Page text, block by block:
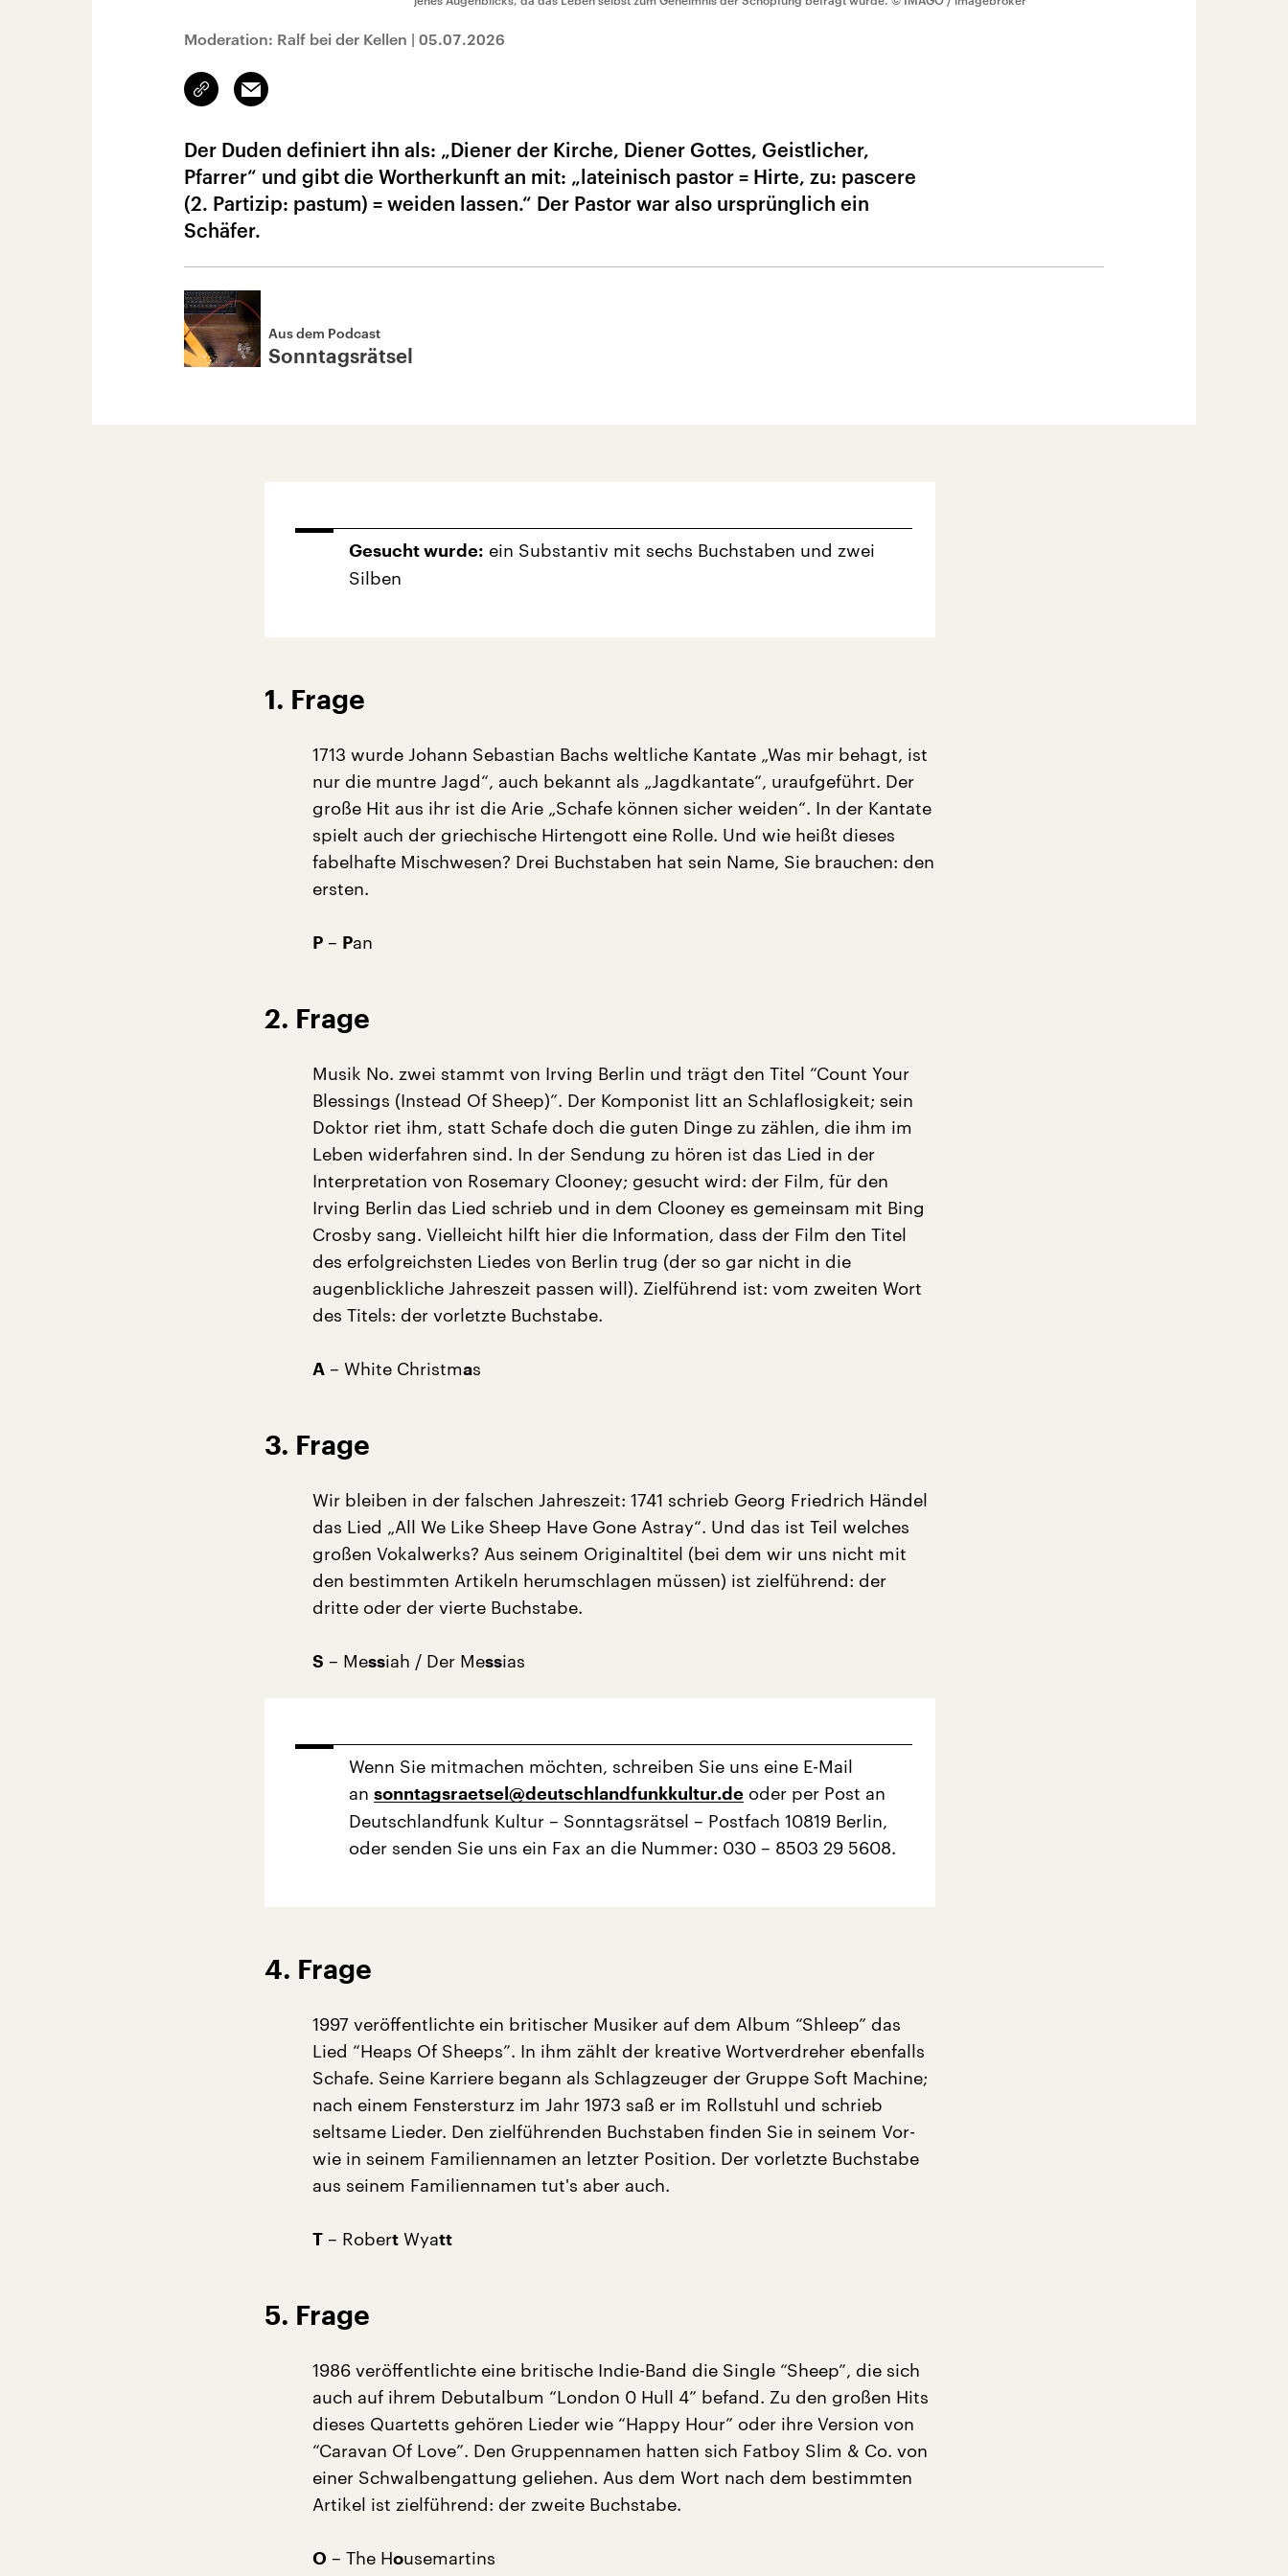
Moderation: Ralf bei der Kellen | 05.07.2026
Link
kopieren/teilen
Email
Der Duden definiert ihn als: „Diener der Kirche, Diener Gottes, Geistlicher,
Pfarrer“ und gibt die Wortherkunft an mit: „lateinisch pastor = Hirte, zu: pascere
(2. Partizip: pastum) = weiden lassen.“ Der Pastor war also ursprünglich ein
Schäfer.
Aus dem Podcast
Sonntagsrätsel
Gesucht wurde: ein Substantiv mit sechs Buchstaben und zwei
Silben
1. Frage
1713 wurde Johann Sebastian Bachs weltliche Kantate „Was mir behagt, ist
nur die muntre Jagd“, auch bekannt als „Jagdkantate“, uraufgeführt. Der
große Hit aus ihr ist die Arie „Schafe können sicher weiden“. In der Kantate
spielt auch der griechische Hirtengott eine Rolle. Und wie heißt dieses
fabelhafte Mischwesen? Drei Buchstaben hat sein Name, Sie brauchen: den
ersten.
P – Pan
2. Frage
Musik No. zwei stammt von Irving Berlin und trägt den Titel “Count Your
Blessings (Instead Of Sheep)”. Der Komponist litt an Schlaflosigkeit; sein
Doktor riet ihm, statt Schafe doch die guten Dinge zu zählen, die ihm im
Leben widerfahren sind. In der Sendung zu hören ist das Lied in der
Interpretation von Rosemary Clooney; gesucht wird: der Film, für den
Irving Berlin das Lied schrieb und in dem Clooney es gemeinsam mit Bing
Crosby sang. Vielleicht hilft hier die Information, dass der Film den Titel
des erfolgreichsten Liedes von Berlin trug (der so gar nicht in die
augenblickliche Jahreszeit passen will). Zielführend ist: vom zweiten Wort
des Titels: der vorletzte Buchstabe.
A – White Christmas
3. Frage
Wir bleiben in der falschen Jahreszeit: 1741 schrieb Georg Friedrich Händel
das Lied „All We Like Sheep Have Gone Astray“. Und das ist Teil welches
großen Vokalwerks? Aus seinem Originaltitel (bei dem wir uns nicht mit
den bestimmten Artikeln herumschlagen müssen) ist zielführend: der
dritte oder der vierte Buchstabe.
S – Messiah / Der Messias
Wenn Sie mitmachen möchten, schreiben Sie uns eine E-Mail
an sonntagsraetsel@deutschlandfunkkultur.de oder per Post an
Deutschlandfunk Kultur – Sonntagsrätsel – Postfach 10819 Berlin,
oder senden Sie uns ein Fax an die Nummer: 030 – 8503 29 5608.
4. Frage
1997 veröffentlichte ein britischer Musiker auf dem Album “Shleep” das
Lied “Heaps Of Sheeps”. In ihm zählt der kreative Wortverdreher ebenfalls
Schafe. Seine Karriere begann als Schlagzeuger der Gruppe Soft Machine;
nach einem Fenstersturz im Jahr 1973 saß er im Rollstuhl und schrieb
seltsame Lieder. Den zielführenden Buchstaben finden Sie in seinem Vor-
wie in seinem Familiennamen an letzter Position. Der vorletzte Buchstabe
aus seinem Familiennamen tut's aber auch.
T – Robert Wyatt
5. Frage
1986 veröffentlichte eine britische Indie-Band die Single “Sheep”, die sich
auch auf ihrem Debutalbum “London 0 Hull 4” befand. Zu den großen Hits
dieses Quartetts gehören Lieder wie “Happy Hour” oder ihre Version von
“Caravan Of Love”. Den Gruppennamen hatten sich Fatboy Slim & Co. von
einer Schwalbengattung geliehen. Aus dem Wort nach dem bestimmten
Artikel ist zielführend: der zweite Buchstabe.
O – The Housemartins